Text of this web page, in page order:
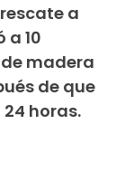
a
a 10
madera
de que
horas.